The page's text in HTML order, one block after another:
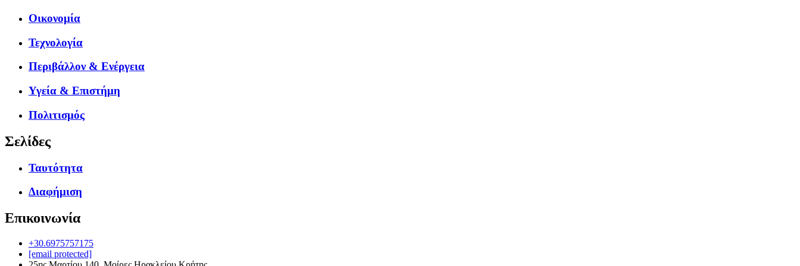
Οικονομία
Τεχνολογία
Περιβάλλον & Ενέργεια
Υγεία & Επιστήμη
Πολιτισμός
Σελίδες
Ταυτότητα
Διαφήμιση
Επικοινωνία
+30.6975757175
[email protected]